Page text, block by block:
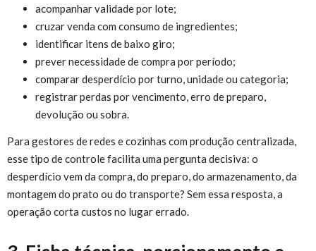
acompanhar validade por lote;
cruzar venda com consumo de ingredientes;
identificar itens de baixo giro;
prever necessidade de compra por período;
comparar desperdício por turno, unidade ou categoria;
registrar perdas por vencimento, erro de preparo,
devolução ou sobra.
Para gestores de redes e cozinhas com produção centralizada,
esse tipo de controle facilita uma pergunta decisiva: o
desperdício vem da compra, do preparo, do armazenamento, da
montagem do prato ou do transporte? Sem essa resposta, a
operação corta custos no lugar errado.